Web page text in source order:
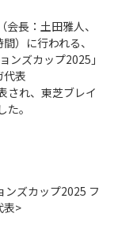
長：土田雅人、
）に行われる、
ンズカップ2025」
代表
され、東芝ブレイ
。
ンズカップ2025 フ
表>